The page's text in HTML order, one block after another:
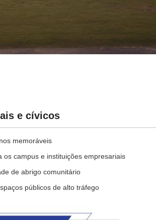
e cívicos
memoráveis
campus e instituições empresariais
de abrigo comunitário
públicos de alto tráfego